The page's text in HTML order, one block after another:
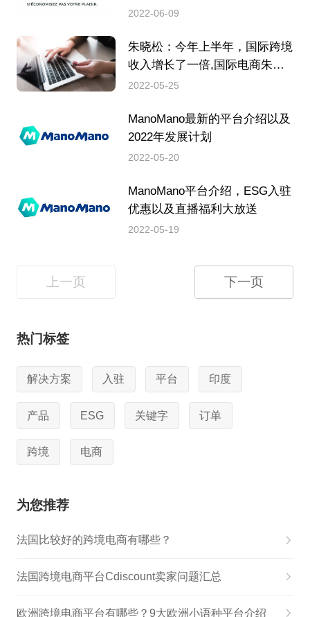
2022-06-09
朱晓松：今年上半年，国际跨境
收入增长了一倍,国际电商朱晓
松
2022-05-25
ManoMano最新的平台介绍以及
2022年发展计划
2022-05-20
ManoMano平台介绍，ESG入驻
优惠以及直播福利大放送
2022-05-19
上一页 下一页
热门标签
解决方案 入驻 平台 印度
产品 ESG 关键字 订单
跨境 电商
为您推荐
法国比较好的跨境电商有哪些？
法国跨境电商平台Cdiscount卖家问题汇总
欧洲跨境电商平台有哪些？9大欧洲小语种平台介绍